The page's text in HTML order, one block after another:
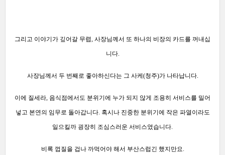
그리고 이야기가 깊어갈 무렵, 사장님께서 또 하나의 비장의 카드를 꺼내십
니다.
사장님께서 두 번째로 좋아하신다는 그 사케(청주)가 나타납니다.
이에 질세라, 음식점에서도 분위기에 누가 되지 않게 조용히 서비스를 밀어
넣고 본연의 임무로 돌아갑니다. 혹시나 진중한 분위기에 작은 파열이라도
일으킬까 굉장히 조심스러운 서비스였습니다.
비록 껍질을 겁나 까먹어야 해서 부산스럽긴 했지만요.